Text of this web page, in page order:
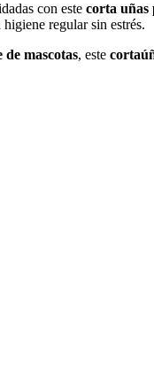
con este corta uñas
regular sin estrés.
de mascotas, este